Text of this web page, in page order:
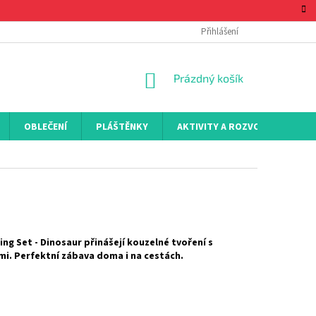
Přihlášení
NÁKUPNÍ
Prázdný košík
OBLEČENÍ PLÁŠTĚNKY AKTIVITY A ROZVOJ
Set - Dinosaur přinášejí kouzelné tvoření s
Perfektní zábava doma i na cestách.